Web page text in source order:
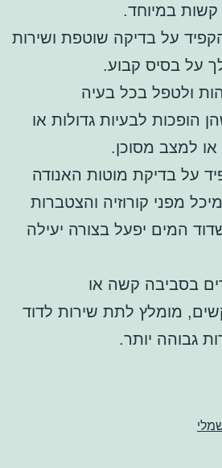
במיוחד.
על בדיקה שוטפת ושירות
על בסיס קבוע.
ולטפל בכל בעיה
הופכות לבעיות גדולות או
למצב מסוכן.
על בדיקת מוטות האנודה
מפני קורוזיה והצטברות
המים יפעל בצורה יעילה
בסביבה קשה או
מומלץ לתת שירות לדוד
גבוהה יותר.